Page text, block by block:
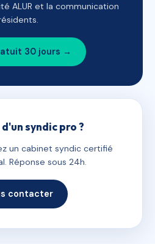
ALUR et la communication
30 jours →
syndic pro ?
un cabinet syndic certifié
Réponse sous 24h.
contacter